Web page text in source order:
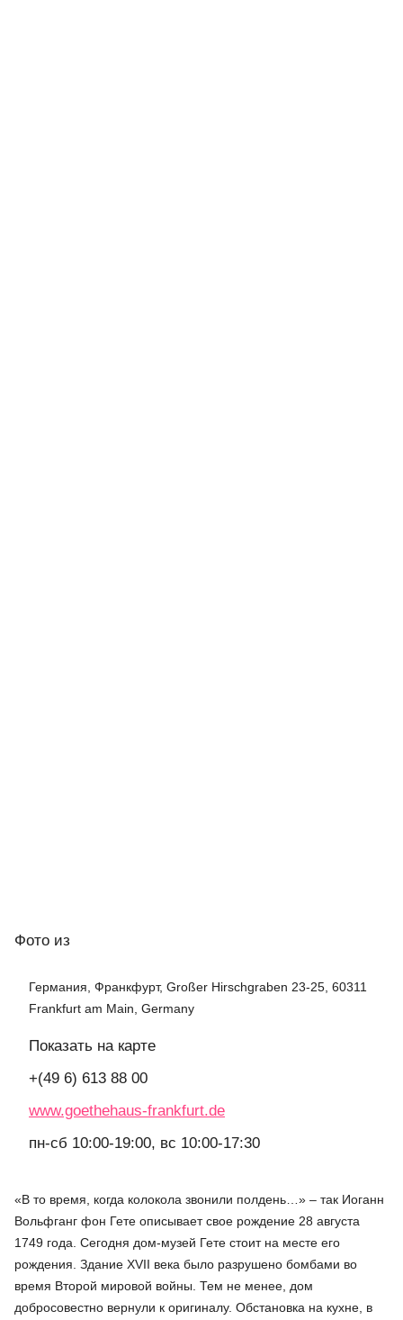
Фото из
Германия, Франкфурт, Großer Hirschgraben 23-25, 60311
Frankfurt am Main, Germany
Показать на карте
+(49 6) 613 88 00
www.goethehaus-frankfurt.de
пн-сб 10:00-19:00, вс 10:00-17:30
«В то время, когда колокола звонили полдень…» – так Иоганн
Вольфганг фон Гете описывает свое рождение 28 августа
1749 года. Сегодня дом-музей Гете стоит на месте его
рождения. Здание XVII века было разрушено бомбами во
время Второй мировой войны. Тем не менее, дом
добросовестно вернули к оригиналу. Обстановка на кухне, в